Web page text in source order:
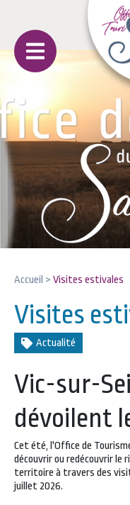
Accueil > Visites estivales
Visites
Actualité
Vic-sur-
dévoilent
Cet été, l'Office de
découvrir ou redécouvrir le
territoire à travers des
juillet 2026.